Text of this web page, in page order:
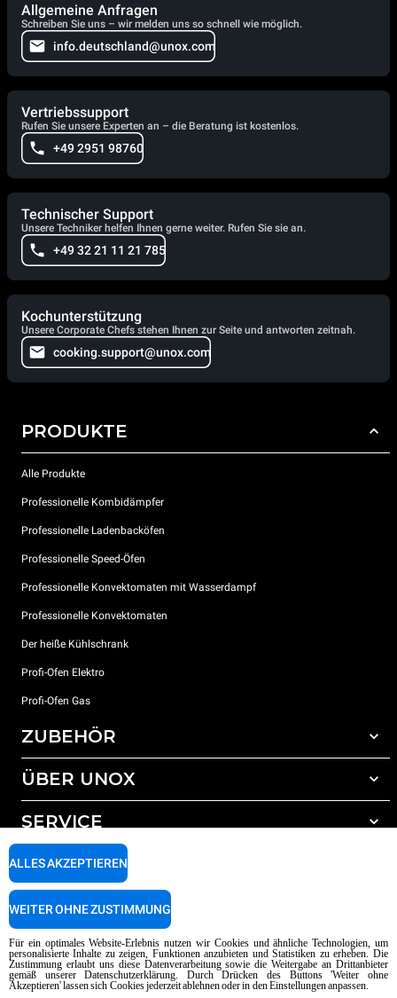
Allgemeine Anfragen
Schreiben Sie uns – wir melden uns so schnell wie möglich.
info.deutschland@unox.com
Vertriebssupport
Rufen Sie unsere Experten an – die Beratung ist kostenlos.
+49 2951 98760
Technischer Support
Unsere Techniker helfen Ihnen gerne weiter. Rufen Sie sie an.
+49 32 21 11 21 785
Kochunterstützung
Unsere Corporate Chefs stehen Ihnen zur Seite und antworten zeitnah.
cooking.support@unox.com
PRODUKTE
Alle Produkte
Professionelle Kombidämpfer
Professionelle Ladenbacköfen
Professionelle Speed-Öfen
Professionelle Konvektomaten mit Wasserdampf
Professionelle Konvektomaten
Der heiße Kühlschrank
Profi-Ofen Elektro
Profi-Ofen Gas
ZUBEHÖR
Gesamtes Zubehör
Wasseraufbereitung mit Kunstharzfiltern
Wasseraufbereitung durch Umkehrosmose
ÜBER UNOX
Unsere Standorte weltweit
SERVICE
Unox garantie
Händler Suche
Copyright 2026 UNOX SpA Alle Rechte vorbehalten. Reg. Imp. Padova n °
04230750285 - REA Padova 372835 - Kap. Soc. 5.000.000 € iv - P.IVA / CF
04230750285 - IT WEEE Reg. No. IT08020000000377
Für ein optimales Website-Erlebnis nutzen wir Cookies und ähnliche Technologien, um
personalisierte Inhalte zu zeigen, Funktionen anzubieten und Statistiken zu erheben. Die
Zustimmung erlaubt uns diese Datenverarbeitung sowie die Weitergabe an Drittanbieter
gemäß unserer Datenschutzerklärung. Durch Drücken des Buttons 'Weiter ohne
Akzeptieren' lassen sich Cookies jederzeit ablehnen oder in den Einstellungen anpassen.
ALLES AKZEPTIEREN
WEITER OHNE ZUSTIMMUNG